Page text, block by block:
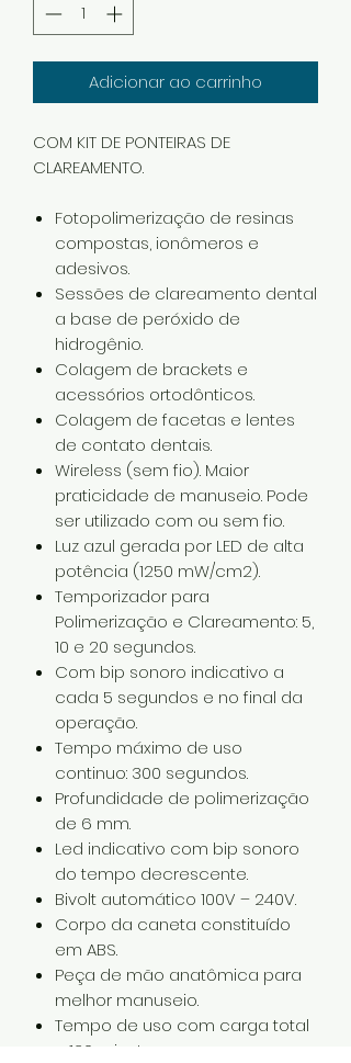
Adicionar ao carrinho
COM KIT DE PONTEIRAS DE
CLAREAMENTO.
Fotopolimerização de resinas
compostas, ionômeros e
adesivos.
Sessões de clareamento dental
a base de peróxido de
hidrogênio.
Colagem de brackets e
acessórios ortodônticos.
Colagem de facetas e lentes
de contato dentais.
Wireless (sem fio). Maior
praticidade de manuseio. Pode
ser utilizado com ou sem fio.
Luz azul gerada por LED de alta
potência (1250 mW/cm2).
Temporizador para
Polimerização e Clareamento: 5,
10 e 20 segundos.
Com bip sonoro indicativo a
cada 5 segundos e no final da
operação.
Tempo máximo de uso
continuo: 300 segundos.
Profundidade de polimerização
de 6 mm.
Led indicativo com bip sonoro
do tempo decrescente.
Bivolt automático 100V – 240V.
Corpo da caneta constituído
em ABS.
Peça de mão anatômica para
melhor manuseio.
Tempo de uso com carga total
– 120 minutos.